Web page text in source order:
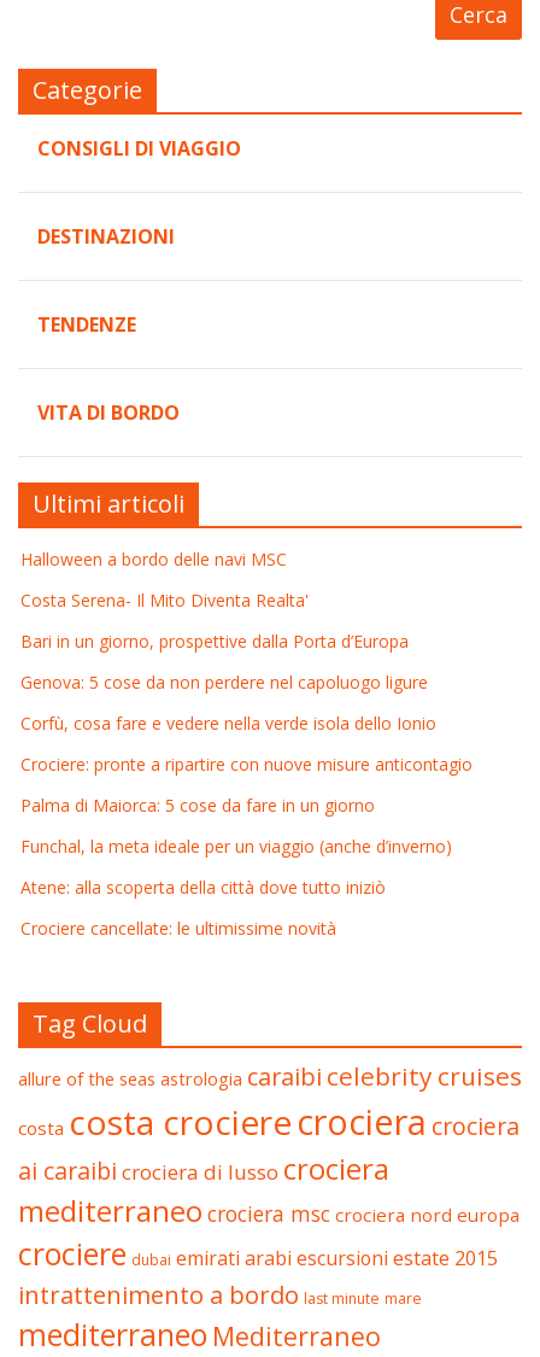
Categorie
CONSIGLI DI VIAGGIO
DESTINAZIONI
TENDENZE
VITA DI BORDO
Ultimi articoli
Halloween a bordo delle navi MSC
Costa Serena- Il Mito Diventa Realta'
Bari in un giorno, prospettive dalla Porta d’Europa
Genova: 5 cose da non perdere nel capoluogo ligure
Corfù, cosa fare e vedere nella verde isola dello Ionio
Crociere: pronte a ripartire con nuove misure anticontagio
Palma di Maiorca: 5 cose da fare in un giorno
Funchal, la meta ideale per un viaggio (anche d’inverno)
Atene: alla scoperta della città dove tutto iniziò
Crociere cancellate: le ultimissime novità
Tag Cloud
allure of the seas astrologia caraibi celebrity cruises
costa costa crocierecrociera crociera
ai caraibi crociera di lusso crociera
mediterraneo crociera msc crociera nord europa
crociere dubai emirati arabi escursioni estate 2015
intrattenimento a bordo last minute mare
mediterraneo Mediterraneo